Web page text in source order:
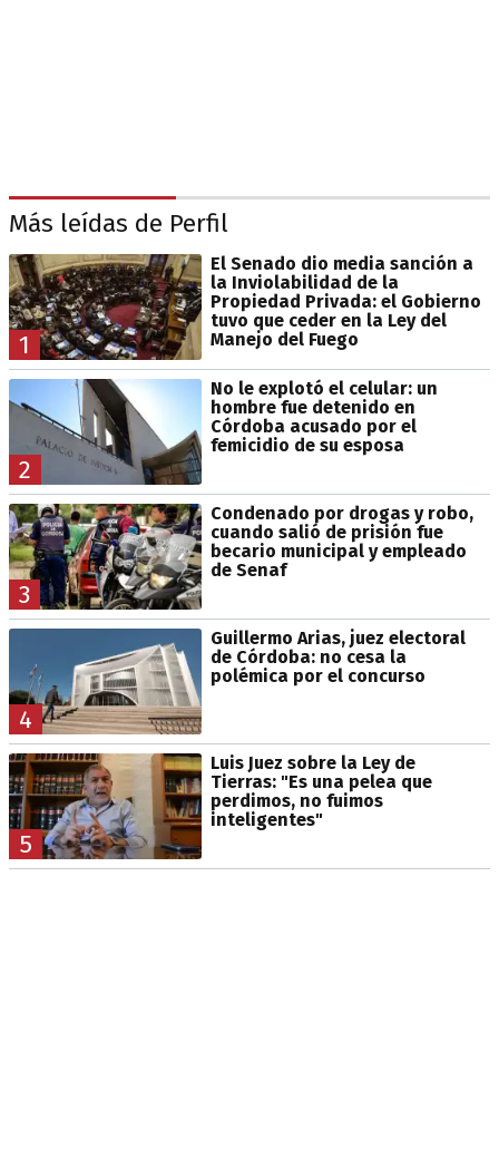
Más leídas de Perfil
1
El Senado dio media sanción a
la Inviolabilidad de la
Propiedad Privada: el Gobierno
tuvo que ceder en la Ley del
Manejo del Fuego
2
No le explotó el celular: un
hombre fue detenido en
Córdoba acusado por el
femicidio de su esposa
3
Condenado por drogas y robo,
cuando salió de prisión fue
becario municipal y empleado
de Senaf
4
Guillermo Arias, juez electoral
de Córdoba: no cesa la
polémica por el concurso
5
Luis Juez sobre la Ley de
Tierras: "Es una pelea que
perdimos, no fuimos
inteligentes"